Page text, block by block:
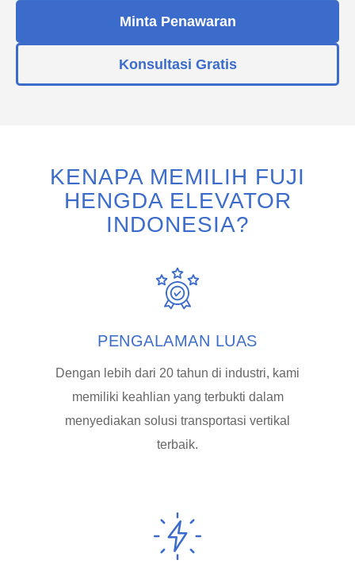
Minta Penawaran
Konsultasi Gratis
KENAPA MEMILIH FUJI
HENGDA ELEVATOR
INDONESIA?
PENGALAMAN LUAS
Dengan lebih dari 20 tahun di industri, kami
memiliki keahlian yang terbukti dalam
menyediakan solusi transportasi vertikal
terbaik.